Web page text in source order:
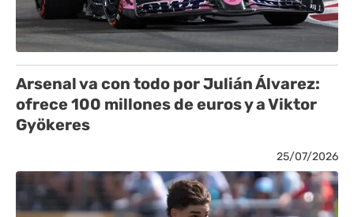
Arsenal va con todo por Julián Álvarez:
ofrece 100 millones de euros y a Viktor
Gyökeres
25/07/2026